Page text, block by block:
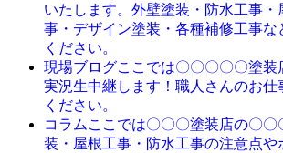
いたします。外壁塗装・防水工事
事・デザイン塗装・各種補修工事な
ください。
現場ブログここでは〇〇〇〇〇塗
実況生中継します！職人さんのお仕
ください。
コラム ここでは〇〇〇塗装店の〇〇
装・屋根工事・防水工事の注意点や